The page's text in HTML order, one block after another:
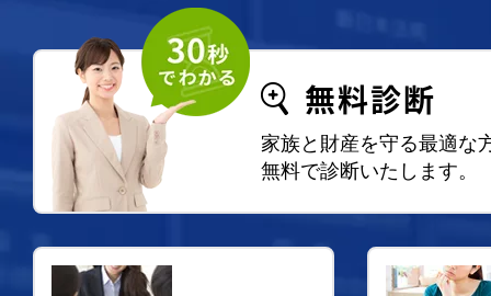
無料診断
家族と財産を守る最適な
無料で診断いたします。